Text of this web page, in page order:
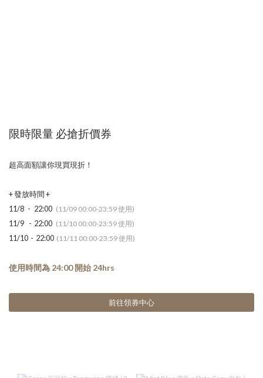
限時限量 必搶折價券
超高面額讓你現買現折！
+ 發放時間 +
11/8 - 22:00 (11/09 00:00-23:59 使用)
11/9 - 22:00 (11/10 00:00-23:59 使用)
11/10 - 22:00 (11/11 00:00-23:59 使用)
使用時間為 24:00 開始 24hrs
前往領券中心